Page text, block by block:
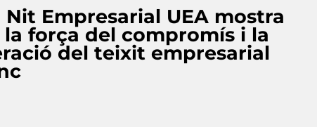
Nit Empresarial UEA mostra
la força del compromís i la
del teixit empresarial